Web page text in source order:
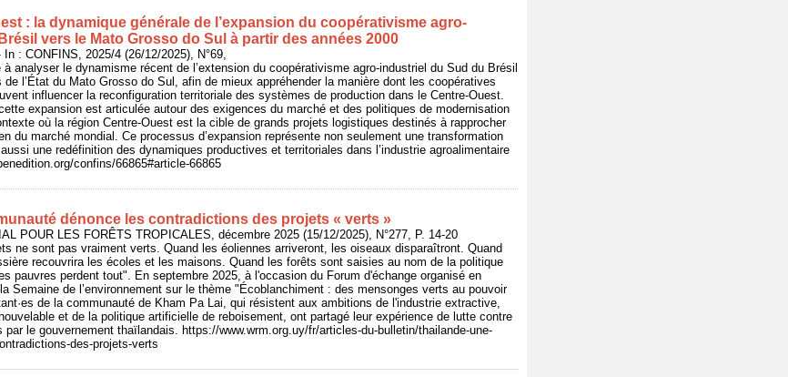
: la dynamique générale de l’expansion du coopérativisme agro-
vers le Mato Grosso do Sul à partir des années 2000
: CONFINS, 2025/4 (26/12/2025), N°69,
analyser le dynamisme récent de l’extension du coopérativisme agro-industriel du Sud du Brésil
l’État du Mato Grosso do Sul, afin de mieux appréhender la manière dont les coopératives
influencer la reconfiguration territoriale des systèmes de production dans le Centre-Ouest.
expansion est articulée autour des exigences du marché et des politiques de modernisation
où la région Centre-Ouest est la cible de grands projets logistiques destinés à rapprocher
du marché mondial. Ce processus d’expansion représente non seulement une transformation
une redéfinition des dynamiques productives et territoriales dans l’industrie agroalimentaire
confins/66865#article-66865
dénonce les contradictions des projets « verts »
POUR LES FORÊTS TROPICALES, décembre 2025 (15/12/2025), N°277, P. 14-20
ne sont pas vraiment verts. Quand les éoliennes arriveront, les oiseaux disparaîtront. Quand
recouvrira les écoles et les maisons. Quand les forêts sont saisies au nom de la politique
pauvres perdent tout". En septembre 2025, à l'occasion du Forum d'échange organisé en
Semaine de l’environnement sur le thème "Écoblanchiment : des mensonges verts au pouvoir
de la communauté de Kham Pa Lai, qui résistent aux ambitions de l'industrie extractive,
et de la politique artificielle de reboisement, ont partagé leur expérience de lutte contre
le gouvernement thaïlandais. https://www.wrm.org.uy/fr/articles-du-bulletin/thailande-une-
des-projets-verts